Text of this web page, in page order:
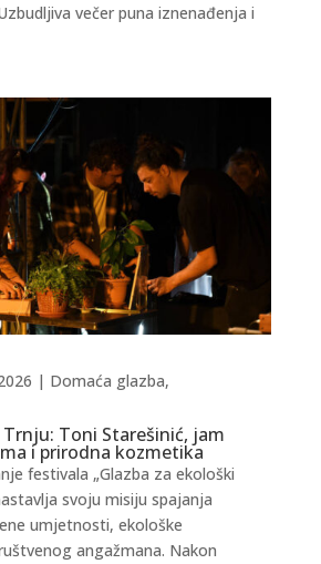
večer puna iznenađenja i
Toni Starešinić, jam
i prirodna kozmetika
| Domaća glazba,
festivala „Glazba za ekološki
svoju misiju spajanja
umjetnosti, ekološke
angažmana. Nakon